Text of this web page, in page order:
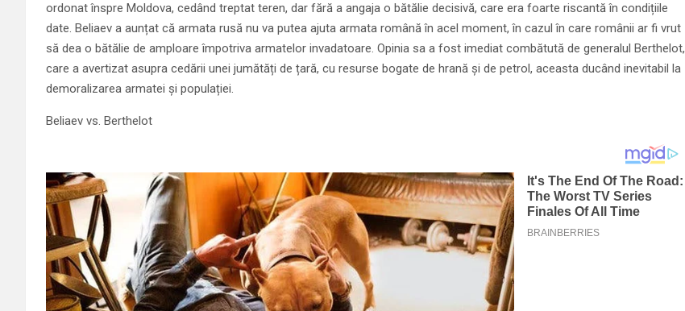
ordonat înspre Moldova, cedând treptat teren, dar fără a angaja o bătălie decisivă, care era foarte riscantă în condițiile
date. Beliaev a aunțat că armata rusă nu va putea ajuta armata română în acel moment, în cazul în care românii ar fi vrut
să dea o bătălie de amploare împotriva armatelor invadatoare. Opinia sa a fost imediat combătută de generalul Berthelot,
care a avertizat asupra cedării unei jumătăți de țară, cu resurse bogate de hrană și de petrol, aceasta ducând inevitabil la
demoralizarea armatei și populației.
Beliaev vs. Berthelot